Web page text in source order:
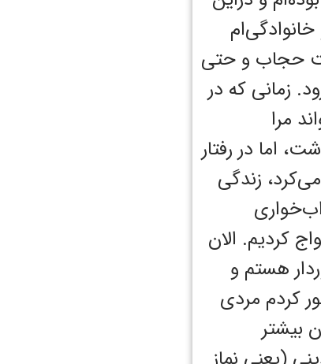
حجاب و حتی
زمانی که در
مرا
اما در رفتار
زندگی
کردیم. الان
هستم و
کردم مردی
بیشتر